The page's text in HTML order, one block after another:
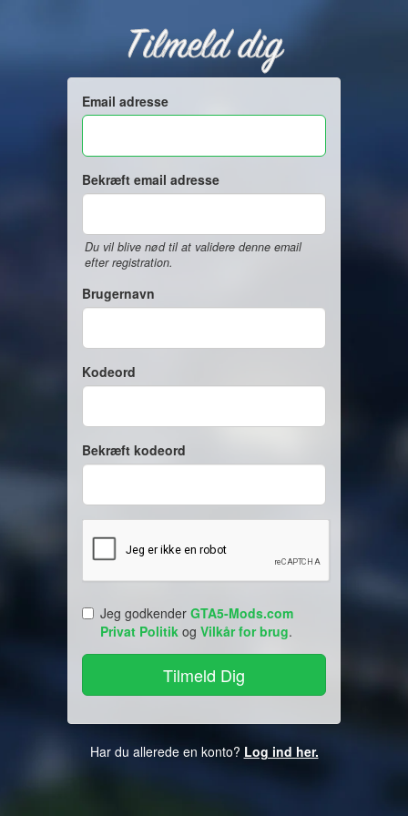
Tilmeld dig
Email adresse
Bekræft email adresse
Du vil blive nød til at validere denne email
efter registration.
Brugernavn
Kodeord
Bekræft kodeord
Jeg godkender GTA5-Mods.com
Privat Politik og Vilkår for brug.
Har du allerede en konto? Log ind her.